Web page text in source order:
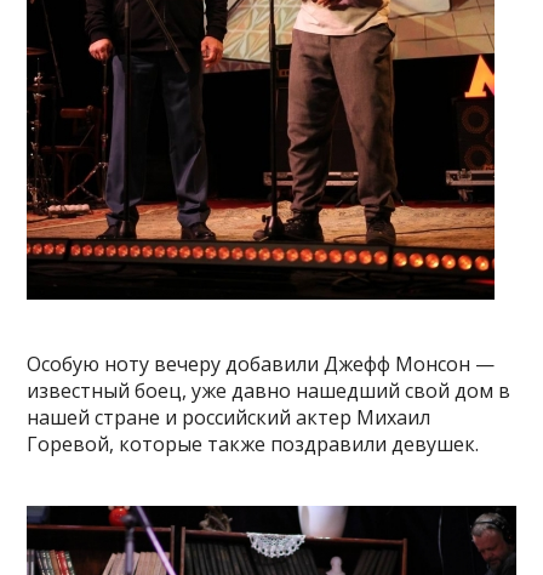
Особую ноту вечеру добавили Джефф Монсон —
известный боец, уже давно нашедший свой дом в
нашей стране и российский актер Михаил
Горевой, которые также поздравили девушек.